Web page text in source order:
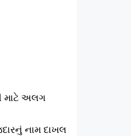
માટે અલગ
નામ દાખલ